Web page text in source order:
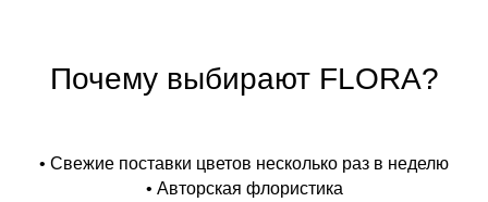
Почему выбирают FLORA?
• Свежие поставки цветов несколько раз в неделю
• Авторская флористика